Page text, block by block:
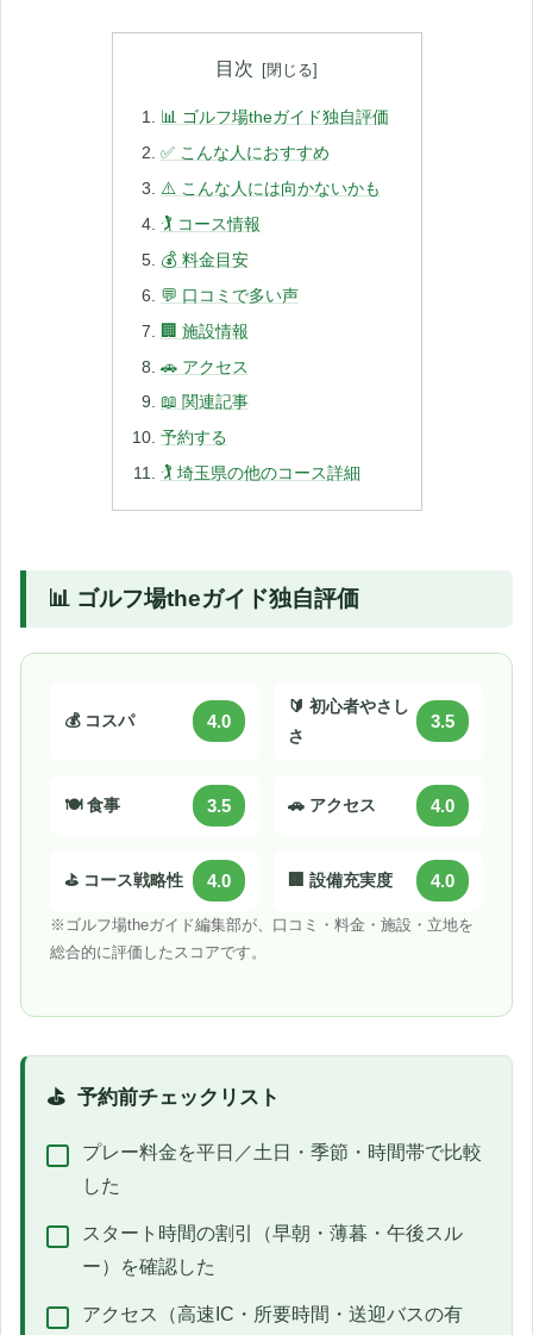
目次
📊 ゴルフ場theガイド独自評価
✅ こんな人におすすめ
⚠️ こんな人には向かないかも
🏌️ コース情報
💰 料金目安
💬 口コミで多い声
🏢 施設情報
🚗 アクセス
📖 関連記事
予約する
🏌️ 埼玉県の他のコース詳細
📊 ゴルフ場theガイド独自評価
💰 コスパ 4.0
🔰 初心者やさし
さ
3.5
🍽️ 食事 3.5 🚗 アクセス 4.0
⛳ コース戦略性 4.0 🏢 設備充実度 4.0
※ゴルフ場theガイド編集部が、口コミ・料金・施設・立地を
総合的に評価したスコアです。
予約前チェックリスト
プレー料金を平日／土日・季節・時間帯で比較
した
スタート時間の割引（早朝・薄暮・午後スル
ー）を確認した
アクセス（高速IC・所要時間・送迎バスの有